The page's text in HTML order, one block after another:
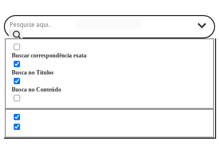
Buscar correspondência exata
Busca no Títulos
Busca no Conteúdo